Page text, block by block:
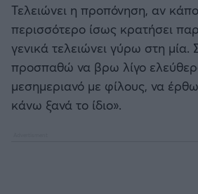
Τελειώνει η προπόνηση, αν
περισσότερο ίσως κρατήσει
γενικά τελειώνει γύρω στη μία.
προσπαθώ να βρω λίγο
μεσημεριανό με φίλους, να έρθω
κάνω ξανά το ίδιο».